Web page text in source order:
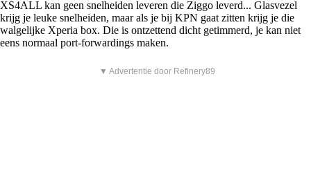
XS4ALL kan geen snelheiden leveren die Ziggo leverd... Glasvezel
krijg je leuke snelheiden, maar als je bij KPN gaat zitten krijg je die
walgelijke Xperia box. Die is ontzettend dicht getimmerd, je kan niet
eens normaal port-forwardings maken.
▼ Advertentie door Refinery89